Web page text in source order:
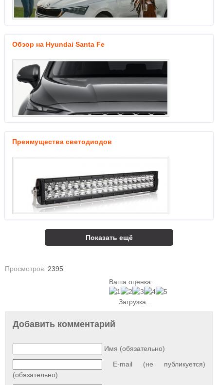
Обзор на Hyundai Santa Fe
Преимущества светодиодов
Показать ещё
Просмотров: 2395
Ваша оценка:
Загрузка...
Добавить комментарий
Имя (обязательно)
E-mail (не публикуется)
(обязательно)